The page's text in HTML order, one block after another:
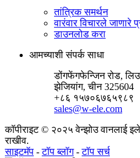
तांत्रिक समर्थन
वारंवार विचारले जाणारे
डाउनलोड करा
आमच्याशी संपर्क साधा
डोंगफेंगफेन्जिन रोड,
झेजियांग, चीन 325604
+८६ १५७०६७६५९८९
sales@w-ele.com
कॉपीराइट © २०२५ वेन्झोउ वानलाई
राखीव.
साइटमॅप -टॉप ब्लॉग-टॉप सर्च